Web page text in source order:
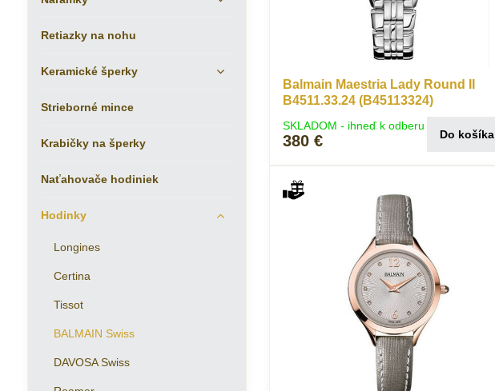
Balmain Maestria Lady Round II
B4511.33.24 (B45113324)
SKLADOM - ihneď k odberu
380 € Do košíka
Retiazky na nohu
Keramické šperky
Strieborné mince
Krabičky na šperky
Naťahovače hodiniek
Hodinky
Longines
Certina
Tissot
BALMAIN Swiss
DAVOSA Swiss